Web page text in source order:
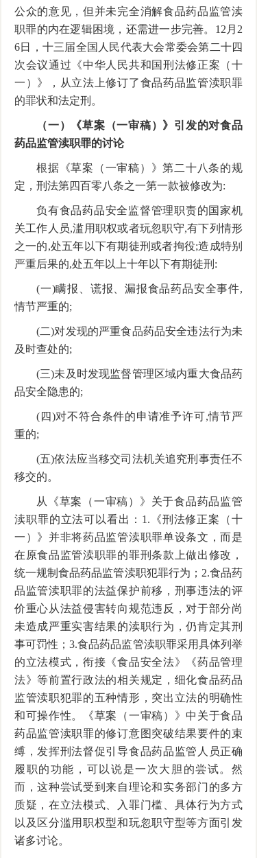
公众的意见，但并未完全消解食品药品监管渎
职罪的内在逻辑困境，还需进一步完善。12月2
6日，十三届全国人民代表大会常委会第二十四
次会议通过《中华人民共和国刑法修正案（十
一）》，从立法上修订了食品药品监管渎职罪
的罪状和法定刑。
（一）《草案（一审稿）》引发的对食品
药品监管渎职罪的讨论
根据《草案（一审稿）》第二十八条的规
定，刑法第四百零八条之一第一款被修改为:
负有食品药品安全监督管理职责的国家机
关工作人员,滥用职权或者玩忽职守,有下列情形
之一的,处五年以下有期徒刑或者拘役;造成特别
严重后果的,处五年以上十年以下有期徒刑:
(一)瞒报、谎报、漏报食品药品安全事件,
情节严重的;
(二)对发现的严重食品药品安全违法行为未
及时查处的;
(三)未及时发现监督管理区域内重大食品药
品安全隐患的;
(四)对不符合条件的申请准予许可,情节严
重的;
(五)依法应当移交司法机关追究刑事责任不
移交的。
从《草案（一审稿）》关于食品药品监管
渎职罪的立法可以看出：1.《刑法修正案（十
一）》并非将药品监管渎职罪单设条文，而是
在原食品监管渎职罪的罪刑条款上做出修改，
统一规制食品药品监管渎职犯罪行为；2.食品药
品监管渎职罪的法益保护前移，刑事违法的评
价重心从法益侵害转向规范违反，对于部分尚
未造成严重实害结果的渎职行为，仍肯定其刑
事可罚性；3.食品药品监管渎职罪采用具体列举
的立法模式，衔接《食品安全法》《药品管理
法》等前置行政法的相关规定，细化食品药品
监管渎职犯罪的五种情形，突出立法的明确性
和可操作性。《草案（一审稿）》中关于食品
药品监管渎职罪的修订意图突破结果要件的束
缚，发挥刑法督促引导食品药品监管人员正确
履职的功能，可以说是一次大胆的尝试。然
而，这种尝试受到来自理论和实务部门的多方
质疑，在立法模式、入罪门槛、具体行为方式
以及区分滥用职权型和玩忽职守型等方面引发
诸多讨论。